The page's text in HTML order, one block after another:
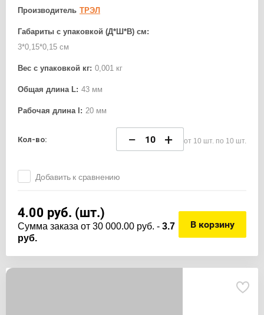
Производитель ТРЭЛ
Габариты с упаковкой (Д*Ш*В) см:
3*0,15*0,15 см
Вес с упаковкой кг: 0,001 кг
Общая длина L: 43 мм
Рабочая длина l: 20 мм
Кол-во: − + от 10 шт. по 10 шт.
Добавить к сравнению
4.00 руб. (шт.)
Cумма заказа от 30 000.00 руб. - 3.7
руб.
В корзину